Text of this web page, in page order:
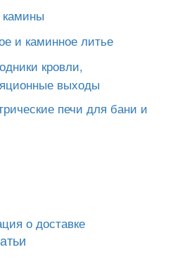
и каминное литье
кровли,
выходы
печи для бани и
о доставке